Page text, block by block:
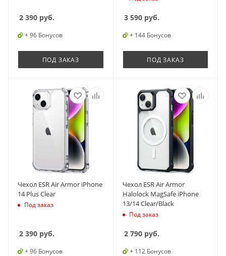
2 390 руб.
+ 96 Бонусов
ПОД ЗАКАЗ
3 590руб.
+ 144 Бонусов
ПОД ЗАКАЗ
Чехол ESR Air Armor iPhone
14 Plus Clear
Под заказ
2 390 руб.
+ 96 Бонусов
Чехол ESR Air Armor
Halolock MagSafe iPhone
13/14 Clear/Black
Под заказ
2 790руб.
+ 112 Бонусов